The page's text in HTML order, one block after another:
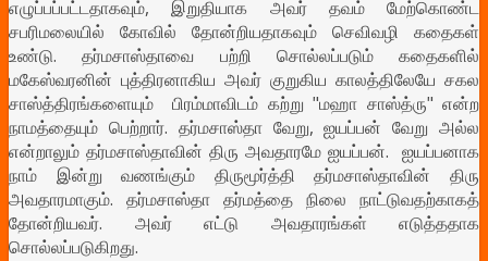
எழுப்பப்பட்டதாகவும், இறுதியாக அவர் தவம் மேற்கொண்ட
சபரிமலையில் கோவில் தோன்றியதாகவும் செவிவழி கதைகள்
உண்டு. தர்மசாஸ்தாவை பற்றி சொல்லப்படும் கதைகளில்
மகேஸ்வரனின் புத்திரனாகிய அவர் குறுகிய காலத்திலேயே சகல
சாஸ்த்திரங்களையும் பிரம்மாவிடம் கற்று "மஹா சாஸ்த்ரு" என்ற
நாமத்தையும் பெற்றார். தர்மசாஸ்தா வேறு, ஐயப்பன் வேறு அல்ல
என்றாலும் தர்மசாஸ்தாவின் திரு அவதாரமே ஐயப்பன். ஐயப்பனாக
நாம் இன்று வணங்கும் திருமூர்த்தி தர்மசாஸ்தாவின் திரு
அவதாரமாகும். தர்மசாஸ்தா தர்மத்தை நிலை நாட்டுவதற்காகத்
தோன்றியவர். அவர் எட்டு அவதாரங்கள் எடுத்ததாக
சொல்லப்படுகிறது.